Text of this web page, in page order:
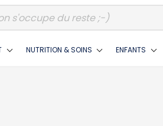
NUTRITION & SOINS ENFANTS